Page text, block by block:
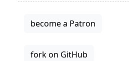
become a Patron
fork on GitHub